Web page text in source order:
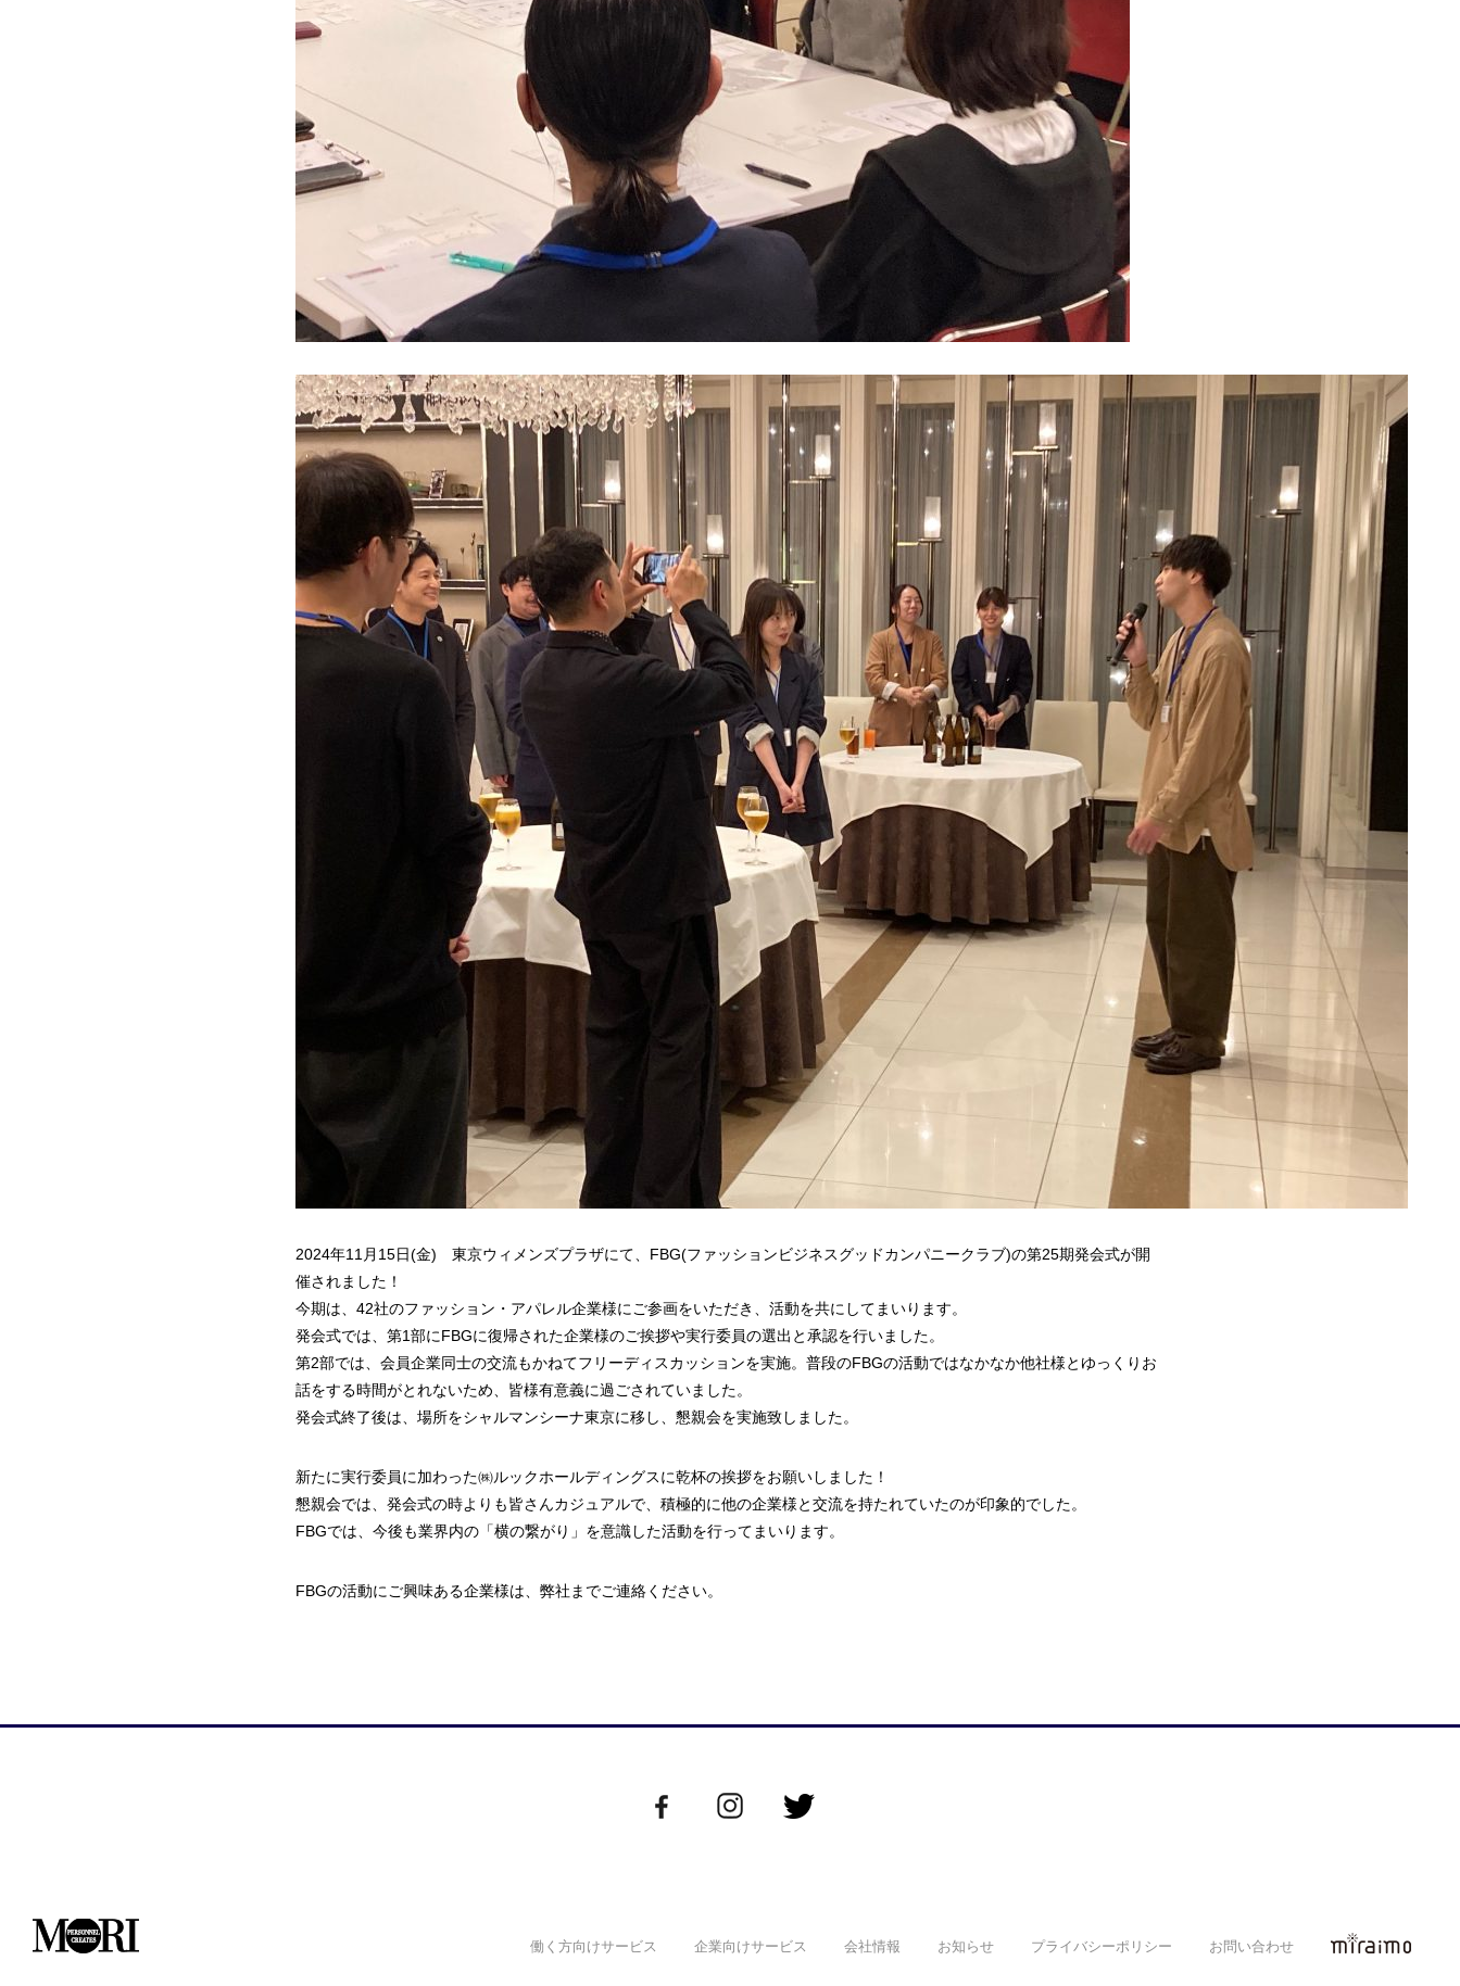
2024年11月15日(金) 東京ウィメンズプラザにて、FBG(ファッションビジネスグッドカンパニークラブ)の第25期発会式が開
催されました！
今期は、42社のファッション・アパレル企業様にご参画をいただき、活動を共にしてまいります。
発会式では、第1部にFBGに復帰された企業様のご挨拶や実行委員の選出と承認を行いました。
第2部では、会員企業同士の交流もかねてフリーディスカッションを実施。普段のFBGの活動ではなかなか他社様とゆっくりお
話をする時間がとれないため、皆様有意義に過ごされていました。
発会式終了後は、場所をシャルマンシーナ東京に移し、懇親会を実施致しました。
新たに実行委員に加わった㈱ルックホールディングスに乾杯の挨拶をお願いしました！
懇親会では、発会式の時よりも皆さんカジュアルで、積極的に他の企業様と交流を持たれていたのが印象的でした。
FBGでは、今後も業界内の「横の繋がり」を意識した活動を行ってまいります。
FBGの活動にご興味ある企業様は、弊社までご連絡ください。
働く方向けサービス 企業向けサービス 会社情報 お知らせ プライバシーポリシー お問い合わせ